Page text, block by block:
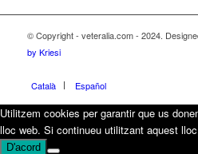
© Copyright - veteralia.com - 2024.
by Kriesi
Català Español
Utilitzem cookies per garantir que us
lloc web. Si continueu utilitzant aquest
D'acord